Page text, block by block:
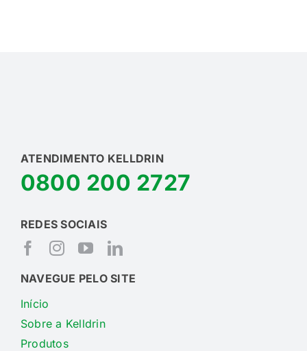
ATENDIMENTO KELLDRIN
0800 200 2727
REDES SOCIAIS
NAVEGUE PELO SITE
Início
Sobre a Kelldrin
Produtos